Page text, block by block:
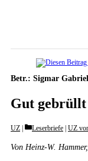
Betr.: Sigmar
Gut
UZ Categories
Leserbriefe UZ
Von Heinz-W.